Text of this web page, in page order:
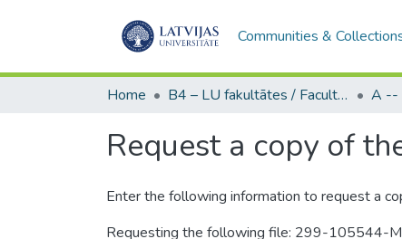
Communities &
Home B4 – LU fakultātes / Faculties of the UL
Request a copy of
Enter the following information to request a
Requesting the following file: 299-105544-